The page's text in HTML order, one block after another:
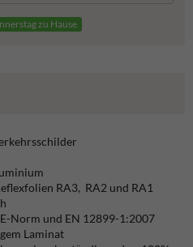
zu Hause
RA3, RA2 und RA1
Norm und EN 12899-1:2007
Laminat